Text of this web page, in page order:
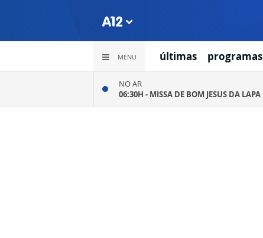
MENU últimas programas
NO AR
06:30H - MISSA DE BOM JESUS DA LAPA